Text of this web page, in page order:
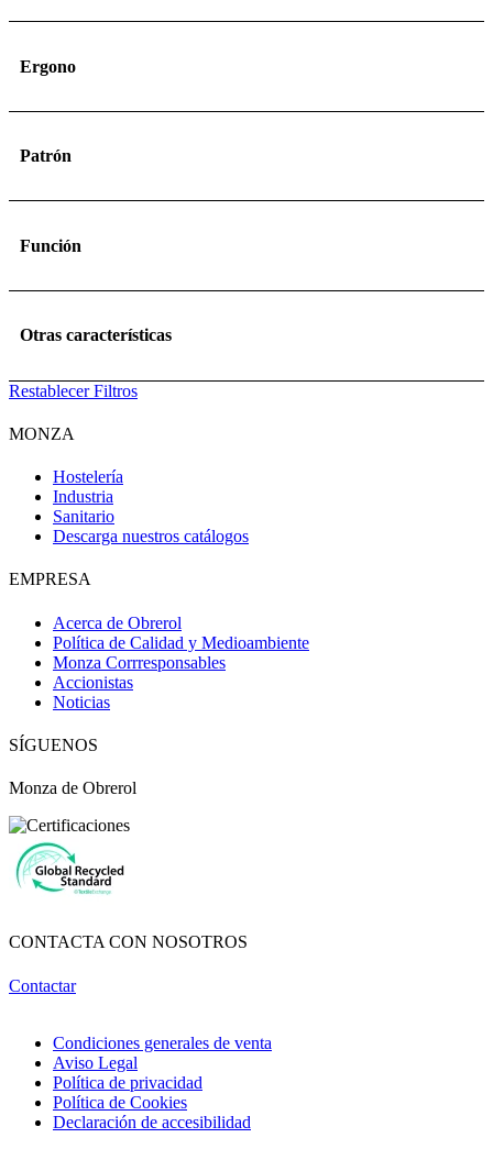
Ergono
Patrón
Función
Otras características
Restablecer Filtros
MONZA
Hostelería
Industria
Sanitario
Descarga nuestros catálogos
EMPRESA
Acerca de Obrerol
Política de Calidad y Medioambiente
Monza Corrresponsables
Accionistas
Noticias
SÍGUENOS
Monza de Obrerol
CONTACTA CON NOSOTROS
Contactar
Condiciones generales de venta
Aviso Legal
Política de privacidad
Política de Cookies
Declaración de accesibilidad